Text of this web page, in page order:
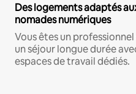
Des logements adaptés
nomades numériques
Vous êtes un
un séjour longue durée
espaces de travail dédiés.